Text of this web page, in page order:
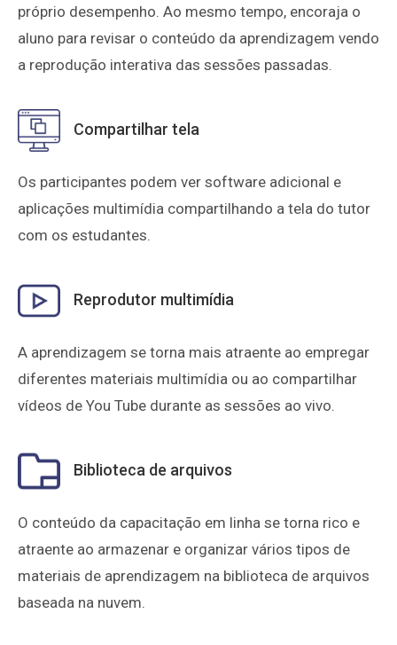
próprio desempenho. Ao mesmo tempo, encoraja o
aluno para revisar o conteúdo da aprendizagem vendo
a reprodução interativa das sessões passadas.
Compartilhar tela
Os participantes podem ver software adicional e
aplicações multimídia compartilhando a tela do tutor
com os estudantes.
Reprodutor multimídia
A aprendizagem se torna mais atraente ao empregar
diferentes materiais multimídia ou ao compartilhar
vídeos de You Tube durante as sessões ao vivo.
Biblioteca de arquivos
O conteúdo da capacitação em linha se torna rico e
atraente ao armazenar e organizar vários tipos de
materiais de aprendizagem na biblioteca de arquivos
baseada na nuvem.